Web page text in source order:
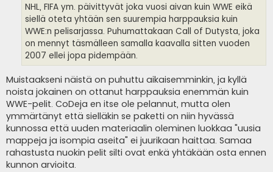
NHL, FIFA ym. päivittyvät joka vuosi aivan kuin WWE eikä
siellä oteta yhtään sen suurempia harppauksia kuin
WWE:n pelisarjassa. Puhumattakaan Call of Dutysta, joka
on mennyt täsmälleen samalla kaavalla sitten vuoden
2007 ellei jopa pidempään.
Muistaakseni näistä on puhuttu aikaisemminkin, ja kyllä
noista jokainen on ottanut harppauksia enemmän kuin
WWE-pelit. CoDeja en itse ole pelannut, mutta olen
ymmärtänyt että sielläkin se paketti on niin hyvässä
kunnossa että uuden materiaalin oleminen luokkaa "uusia
mappeja ja isompia aseita" ei juurikaan haittaa. Samaa
rahastusta nuokin pelit silti ovat enkä yhtäkään osta ennen
kunnon arvioita.